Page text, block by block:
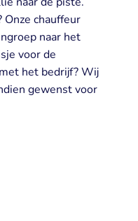
chauffeur
naar het
voor de
het bedrijf? Wij
gewenst voor